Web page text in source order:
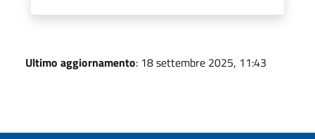
Ultimo aggiornamento: 18 settembre 2025, 11:43